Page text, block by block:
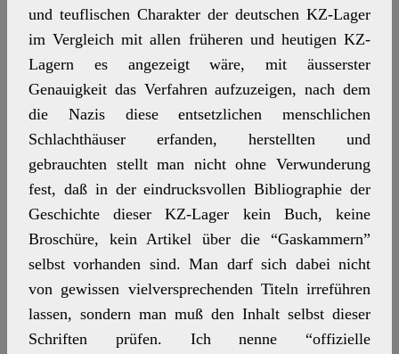
und teuflischen Charakter der deutschen KZ-Lager
im Vergleich mit allen früheren und heutigen KZ-
Lagern es angezeigt wäre, mit äusserster
Genauigkeit das Verfahren aufzuzeigen, nach dem
die Nazis diese entsetzlichen menschlichen
Schlachthäuser erfanden, herstellten und
gebrauchten stellt man nicht ohne Verwunderung
fest, daß in der eindrucksvollen Bibliographie der
Geschichte dieser KZ-Lager kein Buch, keine
Broschüre, kein Artikel über die “Gaskammern”
selbst vorhanden sind. Man darf sich dabei nicht
von gewissen vielversprechenden Titeln irreführen
lassen, sondern man muß den Inhalt selbst dieser
Schriften prüfen. Ich nenne “offizielle